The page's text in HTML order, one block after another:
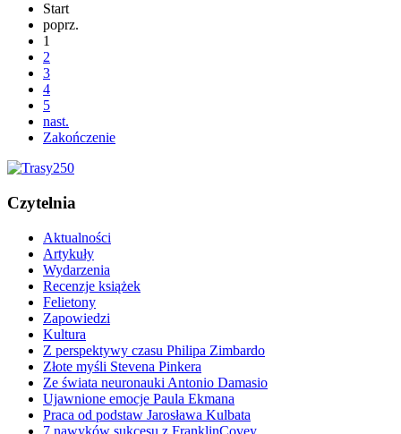
Start
poprz.
1
2
3
4
5
nast.
Zakończenie
Czytelnia
Aktualności
Artykuły
Wydarzenia
Recenzje książek
Felietony
Zapowiedzi
Kultura
Z perspektywy czasu Philipa Zimbardo
Złote myśli Stevena Pinkera
Ze świata neuronauki Antonio Damasio
Ujawnione emocje Paula Ekmana
Praca od podstaw Jarosława Kulbata
7 nawyków sukcesu z FranklinCovey